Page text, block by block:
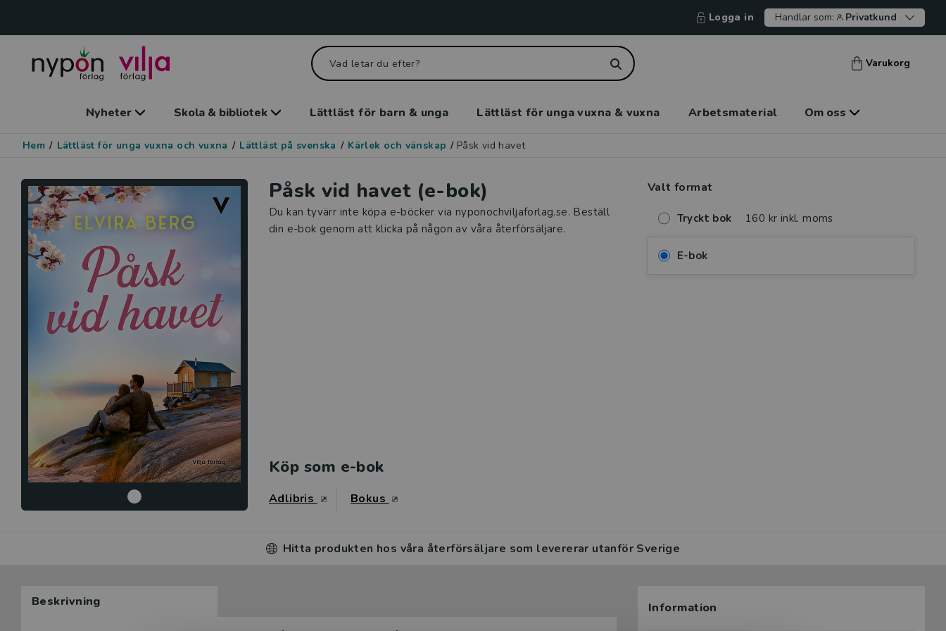
Logga in Handlar som: Privatkund
Varukorg
Nyheter Skola & bibliotek Lättläst för barn & unga Lättläst för unga vuxna & vuxna Arbetsmaterial Om oss
Hem / Lättläst för unga vuxna och vuxna / Lättläst på svenska / Kärlek och vänskap / Påsk vid havet
Påsk vid havet (e-bok)
Du kan tyvärr inte köpa e-böcker via nyponochviljaforlag.se. Beställ
din e-bok genom att klicka på någon av våra återförsäljare.
Köp som e-bok
Adlibris Bokus
Valt format
Tryckt bok 160 kr inkl. moms
E-bok
Hitta produkten hos våra återförsäljare som levererar utanför Sverige
Beskrivning Information